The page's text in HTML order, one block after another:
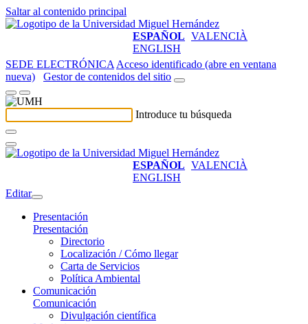
Saltar al contenido principal
ESPAÑOL VALENCIÀ
ENGLISH
SEDE ELECTRÓNICA Acceso identificado (abre en ventana
nueva)
Gestor de contenidos del sitio
Introduce tu búsqueda
ESPAÑOL VALENCIÀ
ENGLISH
Editar
Presentación
Presentación
Directorio
Localización / Cómo llegar
Carta de Servicios
Política Ambiental
Comunicación
Comunicación
Divulgación científica